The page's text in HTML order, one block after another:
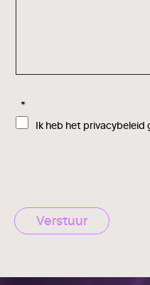
*
Ik heb het privacybeleid
Verstuur